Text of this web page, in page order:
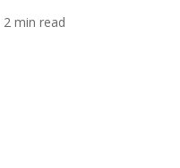
2 min read